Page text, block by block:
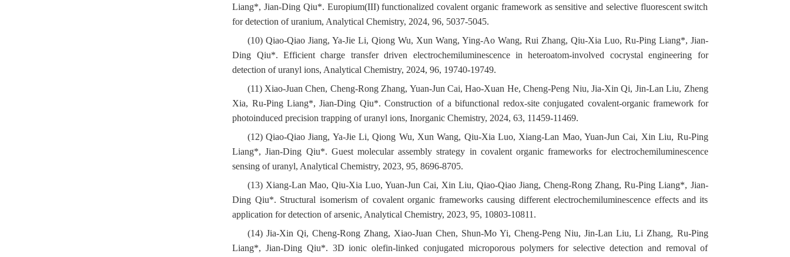
Liang*, Jian-Ding Qiu*. Europium(III) functionalized covalent organic framework as sensitive and selective fluorescent switch
for detection of uranium, Analytical Chemistry, 2024, 96, 5037-5045.
(10) Qiao-Qiao Jiang, Ya-Jie Li, Qiong Wu, Xun Wang, Ying-Ao Wang, Rui Zhang, Qiu-Xia Luo, Ru-Ping Liang*, Jian-
Ding Qiu*. Efficient charge transfer driven electrochemiluminescence in heteroatom-involved cocrystal engineering for
detection of uranyl ions, Analytical Chemistry, 2024, 96, 19740-19749.
(11) Xiao-Juan Chen, Cheng-Rong Zhang, Yuan-Jun Cai, Hao-Xuan He, Cheng-Peng Niu, Jia-Xin Qi, Jin-Lan Liu, Zheng
Xia, Ru-Ping Liang*, Jian-Ding Qiu*. Construction of a bifunctional redox-site conjugated covalent-organic framework for
photoinduced precision trapping of uranyl ions, Inorganic Chemistry, 2024, 63, 11459-11469.
(12) Qiao-Qiao Jiang, Ya-Jie Li, Qiong Wu, Xun Wang, Qiu-Xia Luo, Xiang-Lan Mao, Yuan-Jun Cai, Xin Liu, Ru-Ping
Liang*, Jian-Ding Qiu*. Guest molecular assembly strategy in covalent organic frameworks for electrochemiluminescence
sensing of uranyl, Analytical Chemistry, 2023, 95, 8696-8705.
(13) Xiang-Lan Mao, Qiu-Xia Luo, Yuan-Jun Cai, Xin Liu, Qiao-Qiao Jiang, Cheng-Rong Zhang, Ru-Ping Liang*, Jian-
Ding Qiu*. Structural isomerism of covalent organic frameworks causing different electrochemiluminescence effects and its
application for detection of arsenic, Analytical Chemistry, 2023, 95, 10803-10811.
(14) Jia-Xin Qi, Cheng-Rong Zhang, Xiao-Juan Chen, Shun-Mo Yi, Cheng-Peng Niu, Jin-Lan Liu, Li Zhang, Ru-Ping
Liang*, Jian-Ding Qiu*. 3D ionic olefin-linked conjugated microporous polymers for selective detection and removal of